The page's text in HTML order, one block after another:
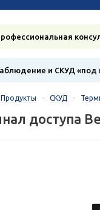
и СКУД «под
Продукты - СКУД -
доступа